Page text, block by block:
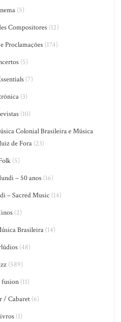
(5)
Compositores(12)
Proclamações(174)
(5)
(7)
(3)
(10)
Colonial Brasileira e Música
de Fora (23)
(5)
– 50 anos(16)
– Sacred Music (14)
(2)
Brasileira(14)
(48)
(589)
fusion(11)
/ Cabaret (6)
(1)